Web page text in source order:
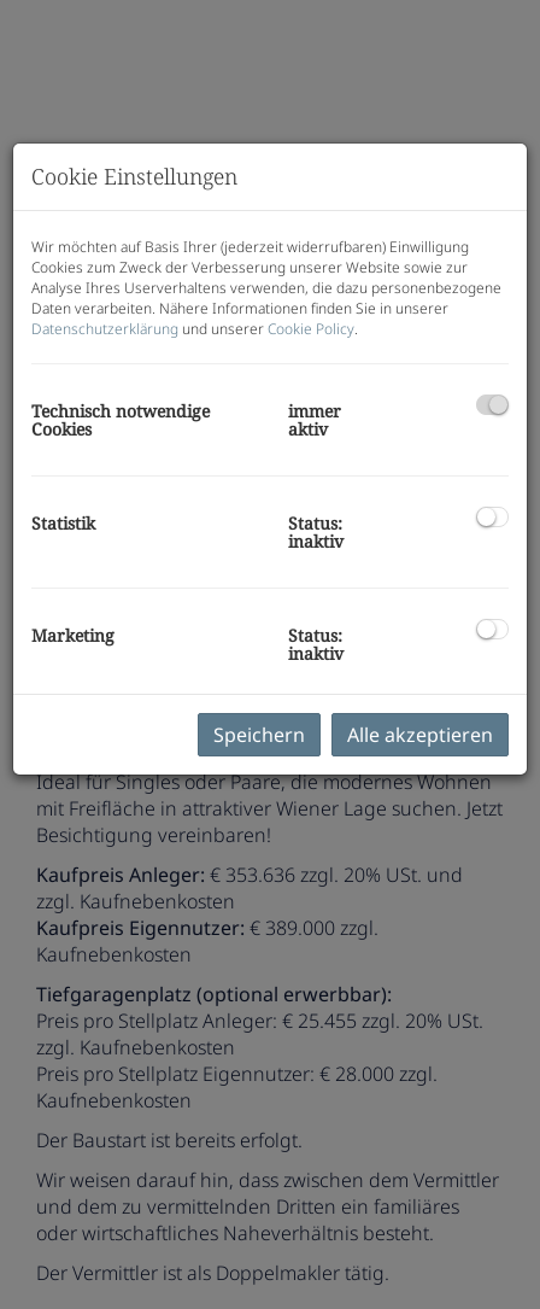
Beschreibung
Diese stilvolle 2-Zimmer-Wohnung im 1.
Obergeschoss überzeugt mit durchdachter
Raumaufteilung und gemütlicher Loggia. Auf ca. 59
Wohnküche, ein ruhiges Schlafzimmer sowie
moderne Ausstattung – ideal für komfortables
ca. 59 m² Wohnfläche
großzügige Wohnküche mit über 25 m²
Bad mit Dusche
Abstellraum
großer Vorraum
moderne & helle Raumaufteilung
Ideal für Singles oder Paare, die modernes Wohnen
mit Freifläche in attraktiver Wiener Lage suchen. Jetzt
Besichtigung vereinbaren!
Kaufpreis Anleger: € 353.636 zzgl. 20% USt. und
zzgl. Kaufnebenkosten
Kaufpreis Eigennutzer: € 389.000 zzgl.
Kaufnebenkosten
Tiefgaragenplatz (optional erwerbbar):
Preis pro Stellplatz Anleger: € 25.455 zzgl. 20% USt.
zzgl. Kaufnebenkosten
Preis pro Stellplatz Eigennutzer: € 28.000 zzgl.
Kaufnebenkosten
Der Baustart ist bereits erfolgt.
Wir weisen darauf hin, dass zwischen dem Vermittler
und dem zu vermittelnden Dritten ein familiäres
oder wirtschaftliches Naheverhältnis besteht.
Der Vermittler ist als Doppelmakler tätig.
Cookie Einstellungen
Wir möchten auf Basis Ihrer (jederzeit widerrufbaren) Einwilligung
Cookies zum Zweck der Verbesserung unserer Website sowie zur
Analyse Ihres Userverhaltens verwenden, die dazu personenbezogene
Daten verarbeiten. Nähere Informationen finden Sie in unserer
Datenschutzerklärung und unsererCookie Policy.
Technisch notwendige
Cookies
immer
aktiv
Statistik Status:
inaktiv
Marketing Status:
inaktiv
Speichern Alle akzeptieren